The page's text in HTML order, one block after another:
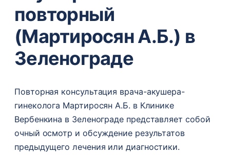
повторный
(Мартиросян А.Б.) в
Зеленограде
Повторная консультация врача-акушера-
гинеколога Мартиросян А.Б. в Клинике
Вербенкина в Зеленограде представляет собой
очный осмотр и обсуждение результатов
предыдущего лечения или диагностики.